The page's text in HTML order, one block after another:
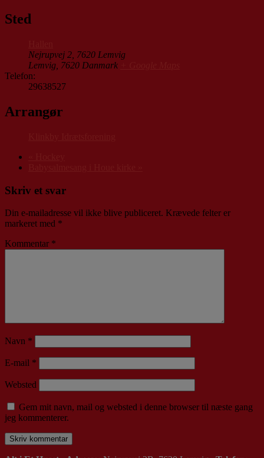
Sted
Nejrupvej 2, 7620 Lemvig
Lemvig 7620 Danmark
Telefon:
29638527
Arrangør
Skriv et svar
Din e-mailadresse vil ikke blive publiceret. Krævede felter er
markeret med *
Kommentar *
Navn *
E-mail *
Websted
Gem mit navn, mail og websted i denne browser til næste gang
jeg kommenterer.